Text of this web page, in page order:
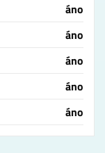
áno
áno
áno
áno
áno